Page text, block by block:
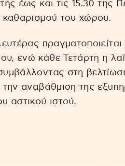
έως και τις 15.30 της
καθαρισμού του χώρου.
ενώ κάθε Τετάρτη η
στη
αναβάθμιση της
αστικού ιστού.